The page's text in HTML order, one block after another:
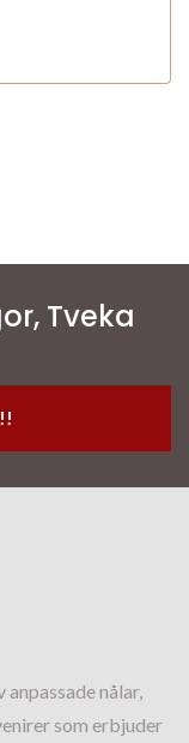
Tveka
anpassade nålar,
som erbjuder